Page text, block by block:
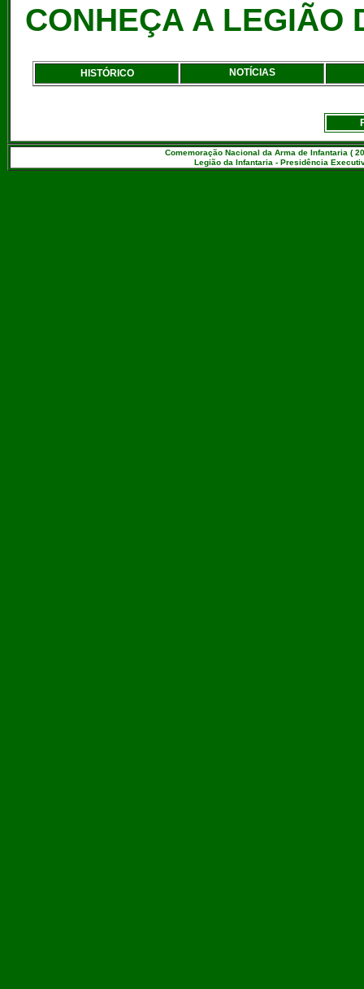
CONHEÇA A LEGIÃO
HISTÓRICO NOTÍCIAS
Comemoração Nacional da Arma de Infantaria (
Legião da Infantaria - Presidência